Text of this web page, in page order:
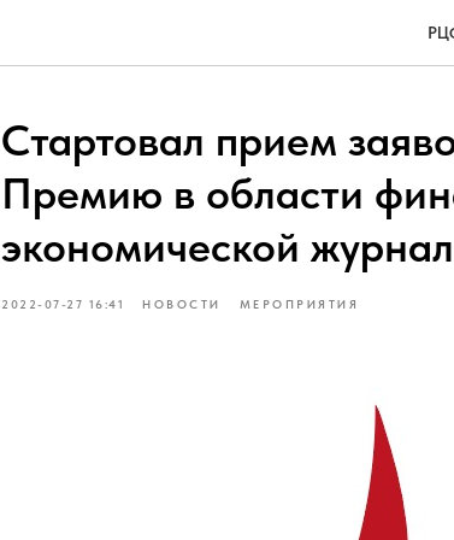
Стартовал прием
Премию в области
экономической
2022-07-27 16:41 НОВОСТИ МЕРОПРИЯТИЯ